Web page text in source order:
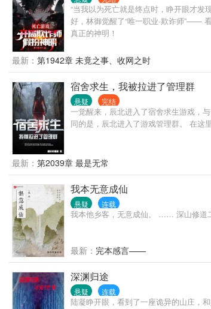
“当我以为死亡就是终点时，睁开眼才发
好，林御觉醒了“唯一职业·欺诈师”——
真正的神明！
最新： 第1942章 未竟之事、收网之时
宿舍求生，我被拉进了管理群
悬疑 完结
一觉醒来，辰北进入了宿舍求生游戏，
同的是，辰北进入了游戏管理群。 在
最新： 第2039章 最是无常
我本无意成仙
悬疑 连载
我本他乡客，无意成仙。 …… 深山修道
最新： 完本感言——
深渊归途
悬疑 连载
陆凝睁开眼，看到了一座诡异的山庄，